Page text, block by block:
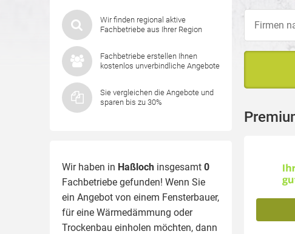
Wir finden regional aktive
Fachbetriebe aus Ihrer Region
Fachbetriebe erstellen Ihnen
kostenlos unverbindliche Angebote
Sie vergleichen die Angebote und
sparen bis zu 30%
Wir haben in Haßloch insgesamt 0
Fachbetriebe gefunden! Wenn Sie
ein Angebot von einem Fensterbauer,
für eine Wärmedämmung oder
Trockenbau einholen möchten, dann